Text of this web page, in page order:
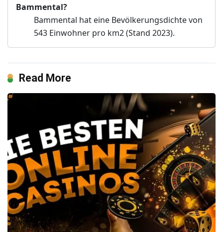
Bammental?
Bammental hat eine Bevölkerungsdichte von
543 Einwohner pro km2 (Stand 2023).
Read More